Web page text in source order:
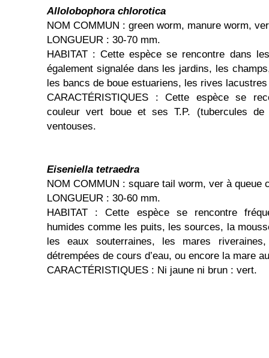
Allolobophora chlorotica
NOM COMMUN : green worm, manure worm,
LONGUEUR : 30-70 mm.
HABITAT : Cette espèce se rencontre dans
également signalée dans les jardins, les
les bancs de boue estuariens, les rives
CARACTÉRISTIQUES : Cette espèce se
couleur vert boue et ses T.P. (tubercules
ventouses.
Eiseniella tetraedra
NOM COMMUN : square tail worm, ver à queue
LONGUEUR : 30-60 mm.
HABITAT : Cette espèce se rencontre
humides comme les puits, les sources, la
les eaux souterraines, les mares
détrempées de cours d’eau, ou encore la mare
CARACTÉRISTIQUES : Ni jaune ni brun : vert.